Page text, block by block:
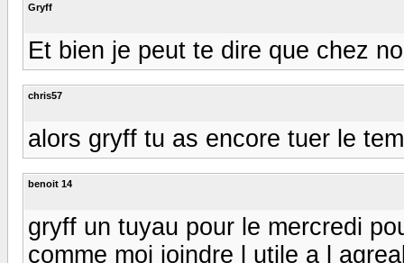
Gryff
Et bien je peut te dire que chez
chris57
alors gryff tu as encore tuer le
benoit 14
gryff un tuyau pour le mercredi
comme moi joindre l utile a l